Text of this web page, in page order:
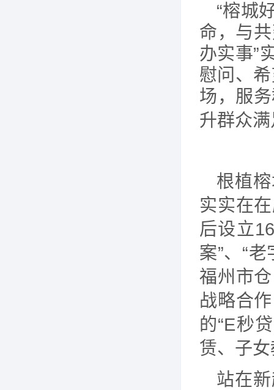
“榕城
命，与
办实事”
慰问、
场，服
升群众
根植
实实在
后设立
案”、“
福州市
战略合
的“E秒
赁、子
站在